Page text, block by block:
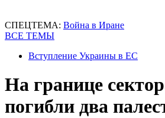
СПЕЦТЕМА: Война в Иране
ВСЕ ТЕМЫ
Вступление Украины в ЕС
На границе
погибли два